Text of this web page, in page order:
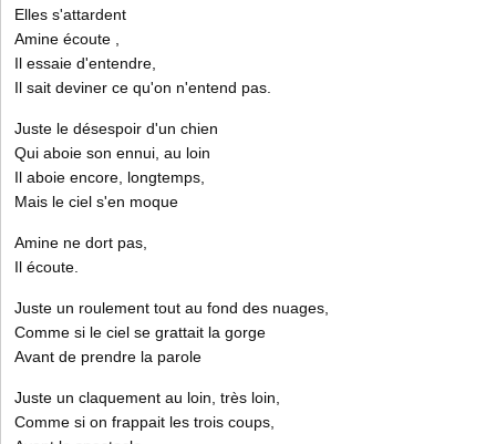
Elles s'attardent
Amine écoute ,
Il essaie d'entendre,
Il sait deviner ce qu'on n'entend pas.
Juste le désespoir d'un chien
Qui aboie son ennui, au loin
Il aboie encore, longtemps,
Mais le ciel s'en moque
Amine ne dort pas,
Il écoute.
Juste un roulement tout au fond des nuages,
Comme si le ciel se grattait la gorge
Avant de prendre la parole
Juste un claquement au loin, très loin,
Comme si on frappait les trois coups,